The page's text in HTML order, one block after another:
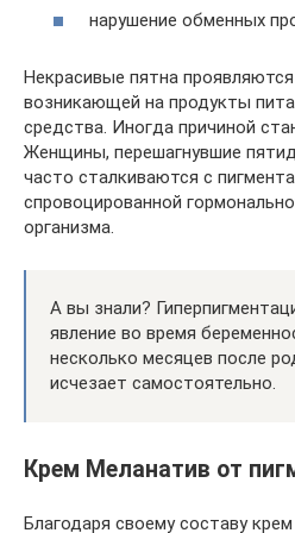
нарушение обменных
Некрасивые пятна проявляются
возникающей на продукты
средства. Иногда причиной
Женщины, перешагнувшие
часто сталкиваются с
спровоцированной
организма.
А вы знали?
явление во время
несколько месяцев после
исчезает самостоятельно.
Крем Меланатив от
Благодаря своему составу